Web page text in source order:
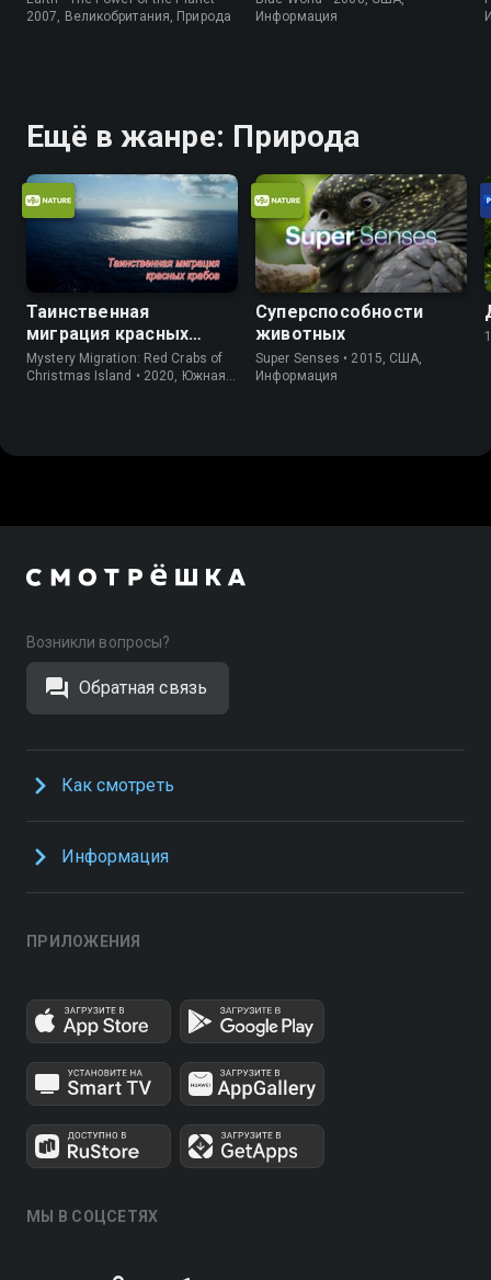
2007, Великобритания, Природа
Информация
Ещё в жанре: Природа
Таинственная
миграция красных
крабов
Mystery Migration: Red Crabs of
Christmas Island • 2020, Южная
Суперспособности
животных
Super Senses • 2015, США,
Информация
Возникли вопросы?
Обратная связь
Как смотреть
Информация
ПРИЛОЖЕНИЯ
МЫ В СОЦСЕТЯХ